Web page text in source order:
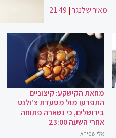
מאיר שלנגר|
21:49
מחאת הקישקע: קיצוניים
התפרעו מול מסעדת צ'ולנט
בירושלים, כי נשארה פתוחה
אחרי השעה 23:00
אלי שפירא